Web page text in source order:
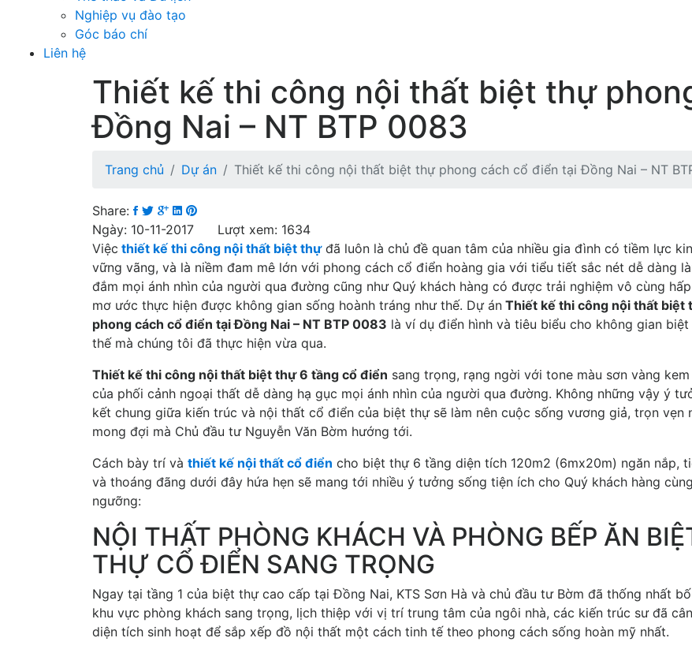
Nghiệp vụ đào tạo
Góc báo chí
Liên hệ
Thiết kế thi công nội thất biệt thự
Đồng Nai – NT BTP 0083
Trang chủ Dự án Thiết kế thi công nội thất biệt thự phong cách cổ điển tại Đồng Nai – NT
Share:
Ngày: 10-11-2017 Lượt xem: 1634
Việc thiết kế thi công nội thất biệt thựđã luôn là chủ đề quan tâm của nhiều gia đình có tiềm lực
vững vãng, và là niềm đam mê lớn với phong cách cổ điển hoàng gia với tiểu tiết sắc nét dễ dàng
đắm mọi ánh nhìn của người qua đường cũng như Quý khách hàng có được trải nghiệm vô cùng
mơ ước thực hiện được không gian sống hoành tráng như thế. Dự án Thiết kế thi công nội thất biệt
phong cách cổ điển tại Đồng Nai – NT BTP 0083 là ví dụ điển hình và tiêu biểu cho không gian
thế mà chúng tôi đã thực hiện vừa qua.
Thiết kế thi công nội thất biệt thự 6 tầng cổ điển sang trọng, rạng ngời với tone màu sơn vàng
của phối cảnh ngoại thất dễ dàng hạ gục mọi ánh nhìn của người qua đường. Không những vậy ý
kết chung giữa kiến trúc và nội thất cổ điển của biệt thự sẽ làm nên cuộc sống vương giả, trọn vẹn
mong đợi mà Chủ đầu tư Nguyễn Văn Bờm hướng tới.
Cách bày trí và thiết kế nội thất cổ điển cho biệt thự 6 tầng diện tích 120m2 (6mx20m) ngăn nắp,
và thoáng đãng dưới đây hứa hẹn sẽ mang tới nhiều ý tưởng sống tiện ích cho Quý khách hàng
ngưỡng:
NỘI THẤT PHÒNG KHÁCH VÀ PHÒNG BẾP ĂN
THỰ CỔ ĐIỂN SANG TRỌNG
Ngay tại tầng 1 của biệt thự cao cấp tại Đồng Nai, KTS Sơn Hà và chủ đầu tư Bờm đã thống nhất
khu vực phòng khách sang trọng, lịch thiệp với vị trí trung tâm của ngôi nhà, các kiến trúc sư đã
diện tích sinh hoạt để sắp xếp đồ nội thất một cách tinh tế theo phong cách sống hoàn mỹ nhất.